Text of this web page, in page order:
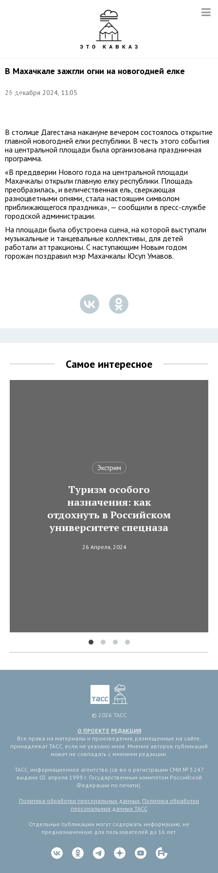
В Махачкале зажгли огни на новогодней елке
26 декабря 2024, 11:05
служба
В столице Дагестана накануне вечером состоялось открытие
главной новогодней елки республики. В честь этого события
на центральной площади была организована праздничная
программа.
«В преддверии Нового года на центральной площади
Махачкалы открыли главную елку республики. Площадь
преобразилась, и величественная ель, сверкающая
разноцветными огнями, стала настоящим символом
приближающегося праздника», — сообщили в пресс-службе
городской администрации.
На площади была обустроена сцена, на которой выступали
музыкальные и танцевальные коллективы, для детей
работали аттракционы. С наступающим Новым годом
горожан поздравил мэр Махачкалы Юсуп Умавов.
Самое интересное
Экстрим
Туризм особого
назначения: как
отдохнуть в Российском
университете спецназа
26 Апреля, 2024
© 2026 ТАСС
О ПРОЕКТЕ РЕДАКЦИЯ
Все права на материалы и произведения, размещенные на сайте,
принадлежат ТАСС, если не указано иное. Мнение авторов публикаций
может не совпадать с мнением редакции.
ТАСС, информационное агентство (св-во о регистрации СМИ № 3 247
выдано 02 апреля 1999 г. Государственным комитетом Российской
Федерации по печати).
Политика обработки персональных данных, Политика обработки
персональных данных ТАСС
Отдельные публикации могут содержать информацию, не
предназначенную для пользователей до 16 лет.